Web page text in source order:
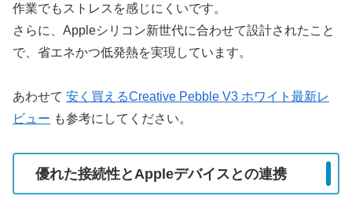
作業でもストレスを感じにくいです。
さらに、Appleシリコン新世代に合わせて設計されたこと
で、省エネかつ低発熱を実現しています。
あわせて 安く買えるCreative Pebble V3 ホワイト最新レ
ビュー も参考にしてください。
優れた接続性とAppleデバイスとの連携